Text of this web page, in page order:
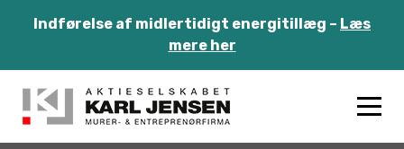
Indførelse af midlertidigt energitillæg – Læs
mere her